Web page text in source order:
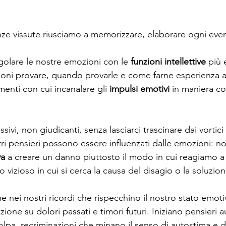
vissute riusciamo a memorizzare, elaborare ogni
le nostre emozioni con le funzioni intellettive più
provare, quando provarle e come farne esperienza
con cui incanalare gli impulsi emotivi in maniera
non giudicanti, senza lasciarci trascinare dai
pensieri possono essere influenzati dalle emozioni:
a creare un danno piuttosto il modo in cui reagiamo
vizioso in cui si cerca la causa del disagio o la
nei nostri ricordi che rispecchino il nostro stato
su dolori passati e timori futuri. Iniziano pensieri